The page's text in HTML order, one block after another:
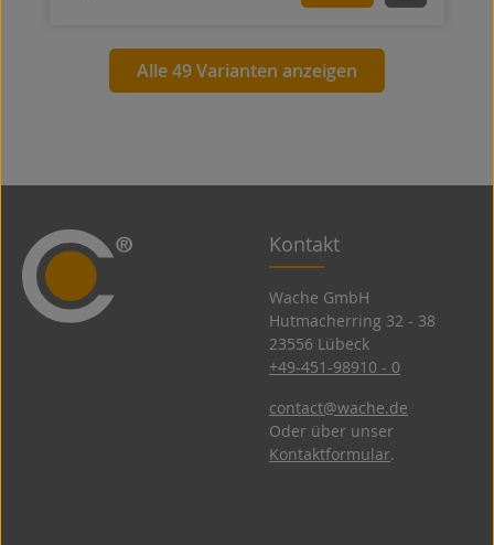
Alle 49 Varianten anzeigen
Kontakt
Wache GmbH
Hutmacherring 32 ­- 38
23556 Lübeck
+49-451-98910 - 0
contact@wache.de
Oder über unser
Kontaktformular.